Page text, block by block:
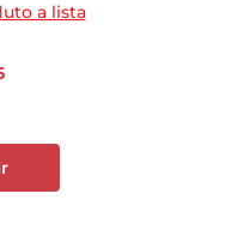
a lista